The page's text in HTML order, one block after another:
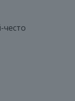
често